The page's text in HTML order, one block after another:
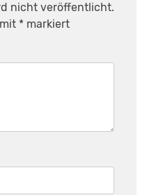
nicht veröffentlicht.
* markiert